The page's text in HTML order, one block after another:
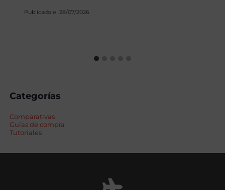
Publicado el 28/07/2026
Categorías
Comparativas
Guías de compra
Tutoriales